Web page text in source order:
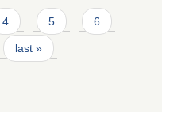
4 5 6
last »